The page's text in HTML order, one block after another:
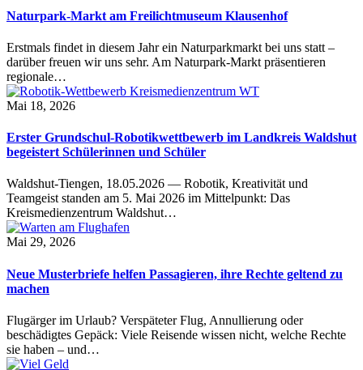
Naturpark-Markt am Freilichtmuseum Klausenhof
Erstmals findet in diesem Jahr ein Naturparkmarkt bei uns statt –
darüber freuen wir uns sehr. Am Naturpark-Markt präsentieren
regionale…
Mai 18, 2026
Erster Grundschul-Robotikwettbewerb im Landkreis Waldshut
begeistert Schülerinnen und Schüler
Waldshut-Tiengen, 18.05.2026 — Robotik, Kreativität und
Teamgeist standen am 5. Mai 2026 im Mittelpunkt: Das
Kreismedienzentrum Waldshut…
Mai 29, 2026
Neue Musterbriefe helfen Passagieren, ihre Rechte geltend zu
machen
Flugärger im Urlaub? Verspäteter Flug, Annullierung oder
beschädigtes Gepäck: Viele Reisende wissen nicht, welche Rechte
sie haben – und…